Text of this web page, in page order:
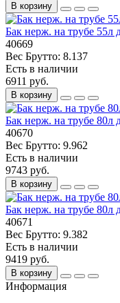
В корзину
Бак нерж. на трубе
40669
Вес Брутто: 8.137
Есть в наличии
6911 руб.
В корзину
Бак нерж. на трубе
40670
Вес Брутто: 9.962
Есть в наличии
9743 руб.
В корзину
Бак нерж. на трубе
40671
Вес Брутто: 9.382
Есть в наличии
9419 руб.
В корзину
Информация